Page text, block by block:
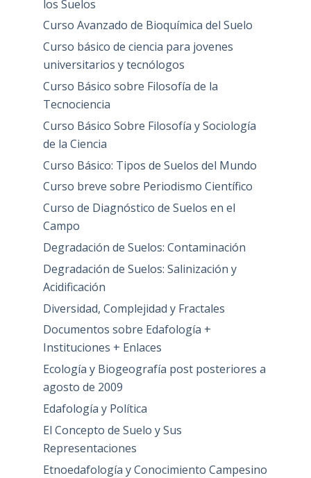
los Suelos
Curso Avanzado de Bioquímica del Suelo
Curso básico de ciencia para jovenes
universitarios y tecnólogos
Curso Básico sobre Filosofía de la
Tecnociencia
Curso Básico Sobre Filosofía y Sociología
de la Ciencia
Curso Básico: Tipos de Suelos del Mundo
Curso breve sobre Periodismo Científico
Curso de Diagnóstico de Suelos en el
Campo
Degradación de Suelos: Contaminación
Degradación de Suelos: Salinización y
Acidificación
Diversidad, Complejidad y Fractales
Documentos sobre Edafología +
Instituciones + Enlaces
Ecología y Biogeografía post posteriores a
agosto de 2009
Edafología y Política
El Concepto de Suelo y Sus
Representaciones
Etnoedafología y Conocimiento Campesino